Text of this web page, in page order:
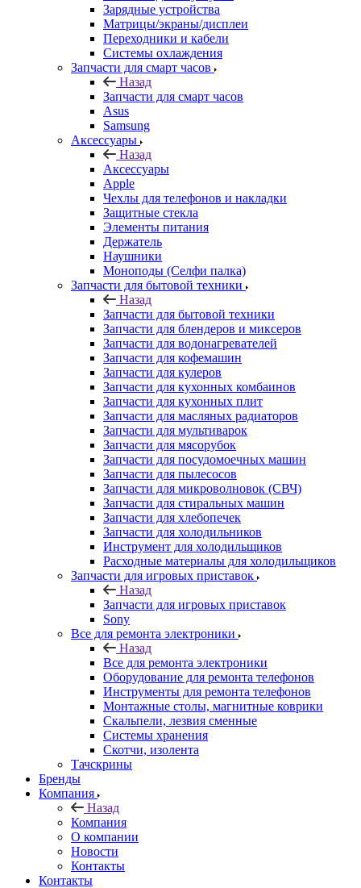
Зарядные устройства
Матрицы/экраны/дисплеи
Переходники и кабели
Системы охлаждения
Запчасти для смарт часов
Назад
Запчасти для смарт часов
Asus
Samsung
Аксессуары
Назад
Аксессуары
Apple
Чехлы для телефонов и накладки
Защитные стекла
Элементы питания
Держатель
Наушники
Моноподы (Селфи палка)
Запчасти для бытовой техники
Назад
Запчасти для бытовой техники
Запчасти для блендеров и миксеров
Запчасти для водонагревателей
Запчасти для кофемашин
Запчасти для кулеров
Запчасти для кухонных комбаинов
Запчасти для кухонных плит
Запчасти для масляных радиаторов
Запчасти для мультиварок
Запчасти для мясорубок
Запчасти для посудомоечных машин
Запчасти для пылесосов
Запчасти для микроволновок (СВЧ)
Запчасти для стиральных машин
Запчасти для хлебопечек
Запчасти для холодильников
Инструмент для холодильщиков
Расходные материалы для холодильщиков
Запчасти для игровых приставок
Назад
Запчасти для игровых приставок
Sony
Все для ремонта электроники
Назад
Все для ремонта электроники
Оборудование для ремонта телефонов
Инструменты для ремонта телефонов
Монтажные столы, магнитные коврики
Скальпели, лезвия сменные
Системы хранения
Скотчи, изолента
Тачскрины
Бренды
Компания
Назад
Компания
О компании
Новости
Контакты
Контакты